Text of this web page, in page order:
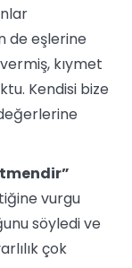
de eşlerine
kıymet
Kendisi bize
vurgu
söyledi ve
çok